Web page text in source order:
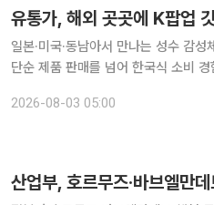
유통가, 해외 곳곳에 K팝업
일본·미국·동남아서 만나는 성수 감성체험형
단순 제품 판매를 넘어 한국식 소비
2026-08-03 05:00
산업부, 호르무즈·바브엘만